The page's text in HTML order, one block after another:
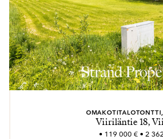
Viiriläntie 18,
• 119 000 € • 2